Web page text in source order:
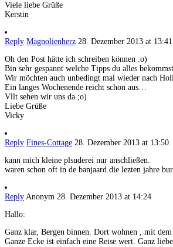
Viele liebe Grüße
Kerstin
Reply Magnolienherz 28. Dezember 2013 at 13:41
Oh den Post hätte ich schreiben können :o)
Bin sehr gespannt welche Tipps du alles
Wir möchten auch unbedingt mal wieder nach
Ein langes Wochenende reicht schon aus…
Vllt sehen wir uns da ;o)
Liebe Grüße
Vicky
Reply Fines-Cottage 28. Dezember 2013 at 13:50
kann mich kleine plsuderei nur anschließen.
waren schon oft in de banjaard.die lezten jahre
Reply Anonym 28. Dezember 2013 at 14:24
Hallo:
Ganz klar, Bergen binnen. Dort wohnen , mit
Ganze Ecke ist einfach eine Reise wert. Ganz